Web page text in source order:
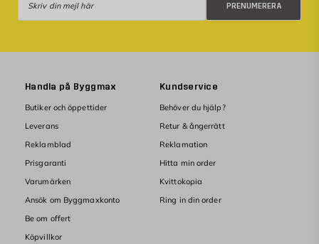
PRENUMERERA
Handla på Byggmax
Butiker och öppettider
Leverans
Reklamblad
Prisgaranti
Varumärken
Ansök om Byggmaxkonto
Be om offert
Köpvillkor
Kundservice
Behöver du hjälp?
Retur & ångerrätt
Reklamation
Hitta min order
Kvittokopia
Ring in din order